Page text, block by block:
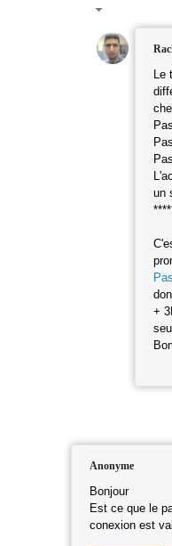
Le
un
+
Anonyme
Bonjour
Est ce que le
conexion est